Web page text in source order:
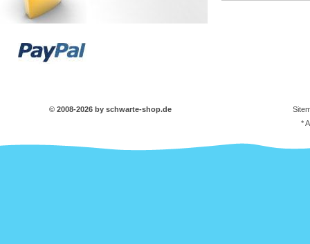
© 2008-2026 by schwarte-shop.de
*